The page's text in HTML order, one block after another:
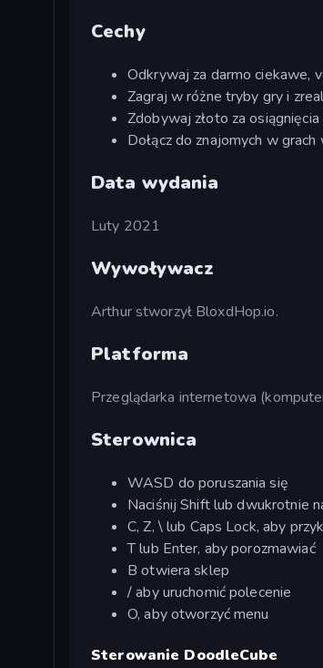
Cechy
Odkrywaj za darmo ciekawe,
Zagraj w różne tryby gry i
Zdobywaj złoto za
Dołącz do znajomych w
Data wydania
Luty 2021
Wywoływacz
Arthur stworzył BloxdHop.io.
Platforma
Przeglądarka internetowa
Sterownica
WASD do poruszania się
Naciśnij Shift lub dwukrotnie
C, Z, \ lub Caps Lock, aby
T lub Enter, aby porozmawiać
B otwiera sklep
/ aby uruchomić polecenie
O, aby otworzyć menu
Sterowanie DoodleCube